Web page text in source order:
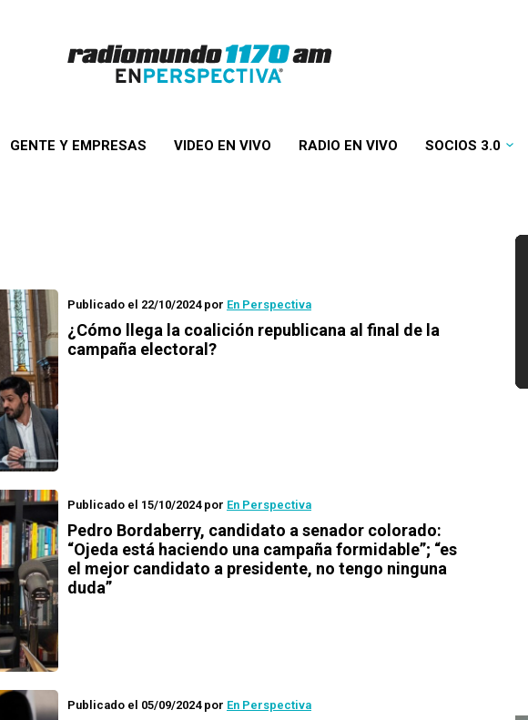
GENTE Y EMPRESAS VIDEO EN VIVO RADIO EN VIVO SOCIOS 3.0
Publicado el 22/10/2024por En Perspectiva
¿Cómo llega la coalición republicana al final de la
campaña electoral?
Publicado el 15/10/2024por En Perspectiva
Pedro Bordaberry, candidato a senador colorado:
“Ojeda está haciendo una campaña formidable”; “es
el mejor candidato a presidente, no tengo ninguna
duda”
Publicado el 05/09/2024por En Perspectiva